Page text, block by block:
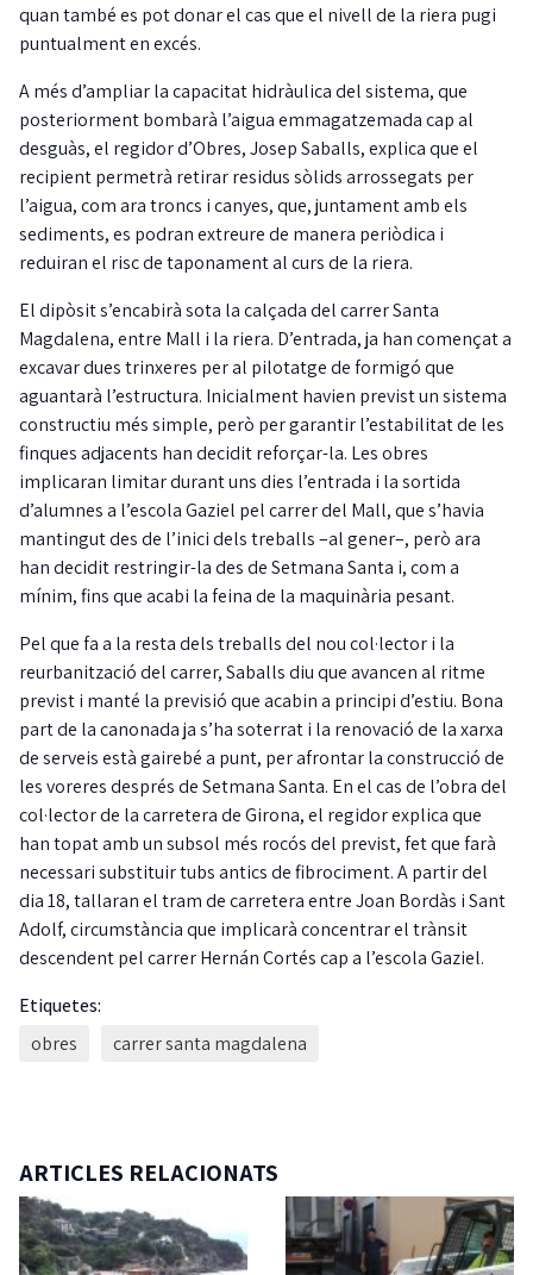
quan també es pot donar el cas que el nivell de la riera pugi
puntualment en excés.
A més d’ampliar la capacitat hidràulica del sistema, que
posteriorment bombarà l’aigua emmagatzemada cap al
desguàs, el regidor d’Obres, Josep Saballs, explica que el
recipient permetrà retirar residus sòlids arrossegats per
l’aigua, com ara troncs i canyes, que, juntament amb els
sediments, es podran extreure de manera periòdica i
reduiran el risc de taponament al curs de la riera.
El dipòsit s’encabirà sota la calçada del carrer Santa
Magdalena, entre Mall i la riera. D’entrada, ja han començat a
excavar dues trinxeres per al pilotatge de formigó que
aguantarà l’estructura. Inicialment havien previst un sistema
constructiu més simple, però per garantir l’estabilitat de les
finques adjacents han decidit reforçar-la. Les obres
implicaran limitar durant uns dies l’entrada i la sortida
d’alumnes a l’escola Gaziel pel carrer del Mall, que s’havia
mantingut des de l’inici dels treballs –al gener–, però ara
han decidit restringir-la des de Setmana Santa i, com a
mínim, fins que acabi la feina de la maquinària pesant.
Pel que fa a la resta dels treballs del nou col·lector i la
reurbanització del carrer, Saballs diu que avancen al ritme
previst i manté la previsió que acabin a principi d’estiu. Bona
part de la canonada ja s’ha soterrat i la renovació de la xarxa
de serveis està gairebé a punt, per afrontar la construcció de
les voreres després de Setmana Santa. En el cas de l’obra del
col·lector de la carretera de Girona, el regidor explica que
han topat amb un subsol més rocós del previst, fet que farà
necessari substituir tubs antics de fibrociment. A partir del
dia 18, tallaran el tram de carretera entre Joan Bordàs i Sant
Adolf, circumstància que implicarà concentrar el trànsit
descendent pel carrer Hernán Cortés cap a l’escola Gaziel.
Etiquetes:
obres
carrer santa magdalena
ARTICLES RELACIONATS